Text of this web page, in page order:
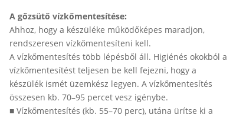
A gőzsütő vízkőmentesítése:
Ahhoz, hogy a készüléke működőképes maradjon,
rendszeresen vízkőmentesíteni kell.
A vízkőmentesítés több lépésből áll. Higiénés okokból a
vízkőmentesítést teljesen be kell fejezni, hogy a
készülék ismét üzemkész legyen. A vízkőmentesítés
összesen kb. 70–95 percet vesz igénybe.
■ Vízkőmentesítés (kb. 55–70 perc), utána ürítse ki a